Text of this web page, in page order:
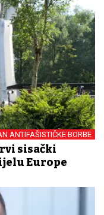
ANTIFAŠISTIČKE BORBE
sisački
Europe